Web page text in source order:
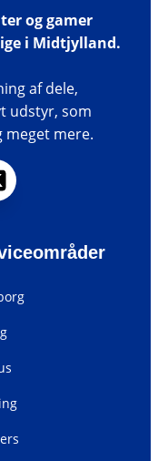
og gamer
i Midtjylland.
af dele,
udstyr, som
meget mere.